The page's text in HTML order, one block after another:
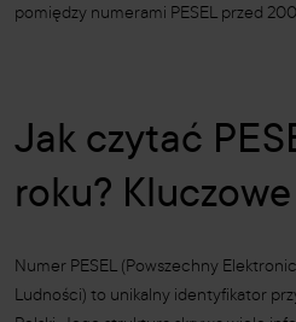
pomiędzy numerami PESEL przed
Jak czytać
roku?
Numer PESEL (Powszechny
Ludności) to unikalny identyfikator